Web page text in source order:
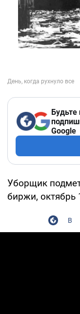
Будьте
Google
Уборщик
биржи,